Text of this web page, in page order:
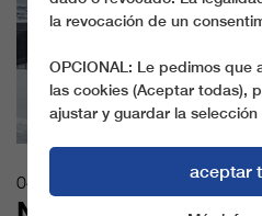
04.09.2025
la revocación de un
OPCIONAL: Le pedimos que
las cookies (Aceptar todas),
ajustar y guardar la
aceptar